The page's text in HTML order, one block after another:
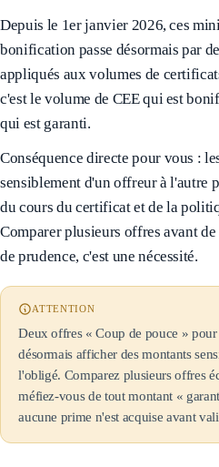
Depuis le 1er janvier 2026, ces
bonification passe désormais par
appliqués aux volumes de
c'est le volume de CEE qui est
qui est garanti.
Conséquence directe pour vous :
sensiblement d'un offreur à l'autre
du cours du certificat et de la
Comparer plusieurs offres avant
de prudence, c'est une nécessité.
ATTENTION
Deux offres « Coup de pouce »
désormais afficher des montants
l'obligé. Comparez plusieurs offres
méfiez-vous de tout montant «
aucune prime n'est acquise avant